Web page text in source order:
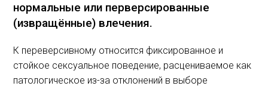
нормальные или перверсированные
(извращённые) влечения.
К переверсивному относится фиксированное и
стойкое сексуальное поведение, расцениваемое как
патологическое из-за отклонений в выборе